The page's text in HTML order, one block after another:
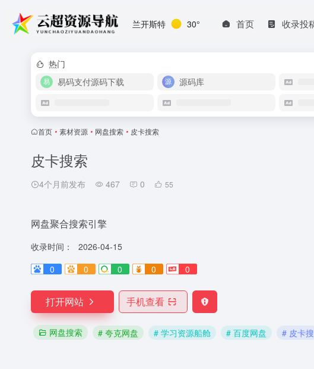
兰开斯特 30° 首页 收录投
热门
易码支付源码下载
源码库
首页 • 素材资源 • 网盘搜索 • 皮卡搜索
皮卡搜索
4个月前发布 467 0 55
网盘聚合搜索引擎
收录时间：
2026-04-15
0
0 0 0 0
打开网站 手机查看
网盘搜索 # 夸克网盘 # 学习资源船舱 # 百度网盘 # 皮卡搜